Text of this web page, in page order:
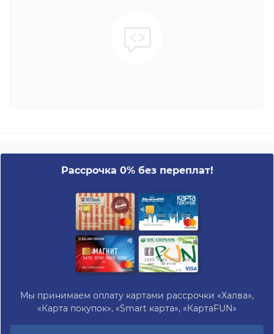
Рассрочка 0% без переплат!
Мы принимаем оплату картами рассрочки «Халва»,
«Карта покупок», «Smart карта», «КартаFUN»